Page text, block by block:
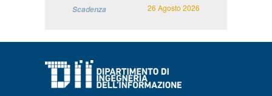
Scadenza 26 Agosto 2026